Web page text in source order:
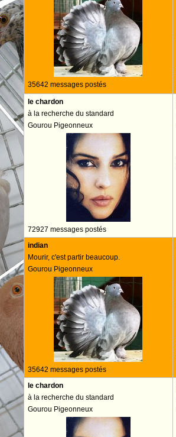
35642 messages postés
le chardon
à la recherche du standard
Gourou Pigeonneux
72927 messages postés
indian
Mourir, c'est partir beaucoup.
Gourou Pigeonneux
35642 messages postés
le chardon
à la recherche du standard
Gourou Pigeonneux